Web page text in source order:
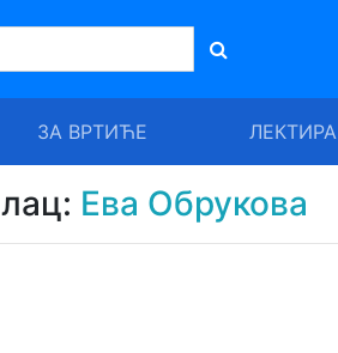
ЗА ВРТИЋЕ ЛЕКТИРА
Ева Обрукова